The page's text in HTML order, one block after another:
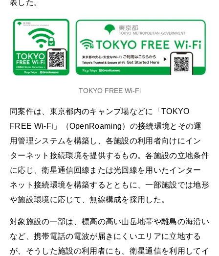
表した。
TOKYO FREE Wi-Fi
同案件は、東京都内のキャンプ場などに「TOKYO
FREE Wi-Fi」（OpenRoaming）の接続環境とその運
用管理システムを構築し、各施設の利用者向けにイン
ターネット接続環境を提供するもの。各施設の立地条件
に応じ、衛星通信回線または光回線を用いたインター
ネット接続環境を構築するとともに、一部施設では地形
や施設環境に応じて、無線構成を採用した。
対象施設の一部は、標高の高い山岳地帯や離島の海沿い
など、携帯電話の電波が届きにくいエリアに立地する
が、そうした施設の利用者にも、衛星通信を利用してイ